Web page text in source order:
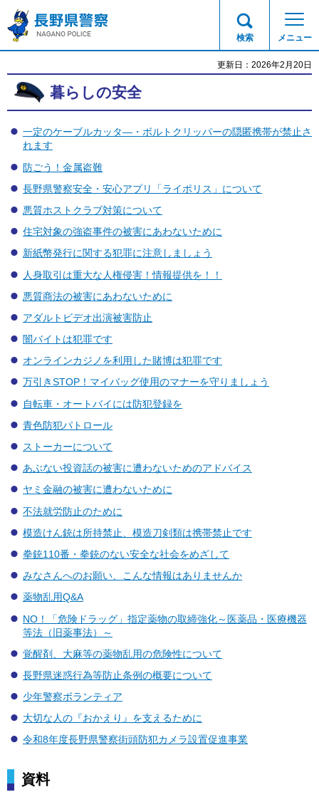
長野県警察
検索 メニュー
更新日：2026年2月20日
暮らしの安全
一定のケーブルカッタ―・ボルトクリッパーの隠匿携帯が禁止さ
れます
防ごう！金属盗難
長野県警察安全・安心アプリ「ライポリス」について
悪質ホストクラブ対策について
住宅対象の強盗事件の被害にあわないために
新紙幣発行に関する犯罪に注意しましょう
人身取引は重大な人権侵害！情報提供を！！
悪質商法の被害にあわないために
アダルトビデオ出演被害防止
闇バイトは犯罪です
オンラインカジノを利用した賭博は犯罪です
万引きSTOP！マイバッグ使用のマナーを守りましょう
自転車・オートバイには防犯登録を
青色防犯パトロール
ストーカーについて
あぶない投資話の被害に遭わないためのアドバイス
ヤミ金融の被害に遭わないために
不法就労防止のために
模造けん銃は所持禁止、模造刀剣類は携帯禁止です
拳銃110番・拳銃のない安全な社会をめざして
みなさんへのお願い、こんな情報はありませんか
薬物乱用Q&A
NO！「危険ドラッグ」指定薬物の取締強化～医薬品・医療機器
等法（旧薬事法）～
覚醒剤、大麻等の薬物乱用の危険性について
長野県迷惑行為等防止条例の概要について
少年警察ボランティア
大切な人の『おかえり』を支えるために
令和8年度長野県警察街頭防犯カメラ設置促進事業
資料